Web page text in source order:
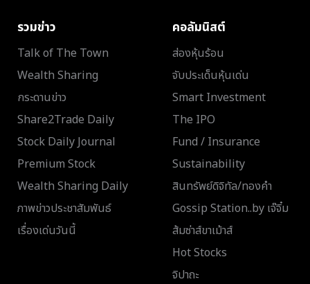
รวมข่าว
Talk of The Town
Wealth Sharing
กระดานข่าว
Share2Trade Daily
Stock Daily Journal
Premium Stock
Wealth Sharing Daily
ภาพข่าวประชาสัมพันธ์
เรื่องเด่นวันนี้
คอลัมนิสต์
ส่องหุ้นร้อน
จับประเด็นหุ้นเด่น
Smart Investment
The IPO
Fund / Insurance
Sustainability
สินทรัพย์ดิจิทัล/ทองคำ
Gossip Station..by เจ๊จิ๋ม
ส้มซ่าส์ขาเม้าส์
Hot Stocks
จิปาถะ